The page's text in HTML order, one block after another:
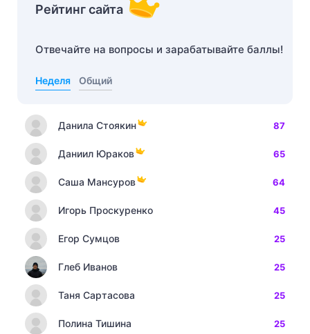
Рейтинг сайта
Отвечайте на вопросы и зарабатывайте баллы!
Неделя Общий
Данила Стоякин 87
Даниил Юраков 65
Саша Мансуров 64
Игорь Проскуренко 45
Егор Сумцов 25
Глеб Иванов 25
Таня Сартасова 25
Полина Тишина 25